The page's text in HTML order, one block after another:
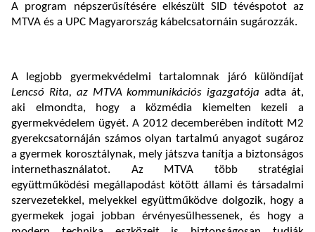
A program népszerűsítésére elkészült SID tévéspotot az
MTVA és a UPC Magyarország kábelcsatornáin sugározzák.
A legjobb gyermekvédelmi tartalomnak járó különdíjat
Lencsó Rita, az MTVA kommunikációs igazgatója adta át,
aki elmondta, hogy a közmédia kiemelten kezeli a
gyermekvédelem ügyét. A 2012 decemberében indított M2
gyerekcsatornáján számos olyan tartalmú anyagot sugároz
a gyermek korosztálynak, mely játszva tanítja a biztonságos
internethasználatot. Az MTVA több stratégiai
együttműködési megállapodást kötött állami és társadalmi
szervezetekkel, melyekkel együttműködve dolgozik, hogy a
gyermekek jogai jobban érvényesülhessenek, és hogy a